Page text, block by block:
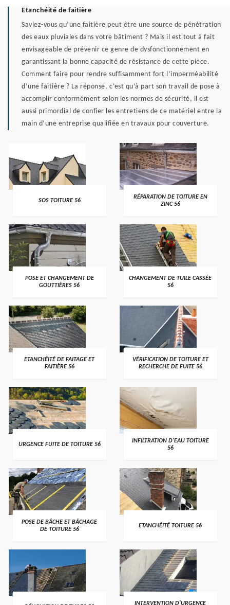
Etanchéité de faitière
Saviez-vous qu’une faitière peut être une source de pénétration
des eaux pluviales dans votre bâtiment ? Mais il est tout à fait
envisageable de prévenir ce genre de dysfonctionnement en
garantissant la bonne capacité de résistance de cette pièce.
Comment faire pour rendre suffisamment fort l’imperméabilité
d’une faitière ? La réponse, c’est qu’à part son travail de pose à
accomplir conformément selon les normes de sécurité, il est
aussi primordial de confier les entretiens de ce matériel entre la
main d’une entreprise qualifiée en travaux pour couverture.
>
SOS TOITURE 56 >
RÉPARATION DE TOITURE EN
ZINC 56
>
POSE ET CHANGEMENT DE
GOUTTIÈRES 56
>
CHANGEMENT DE TUILE CASSÉE
56
>
ETANCHÉITÉ DE FAITAGE ET
FAITIÈRE 56
>
VÉRIFICATION DE TOITURE ET
RECHERCHE DE FUITE 56
>
URGENCE FUITE DE TOITURE 56 >
INFILTRATION D'EAU TOITURE
56
>
POSE DE BÂCHE ET BÂCHAGE
DE TOITURE 56
>
ETANCHÉITÉ TOITURE 56
> >
INTERVENTION D'URGENCE